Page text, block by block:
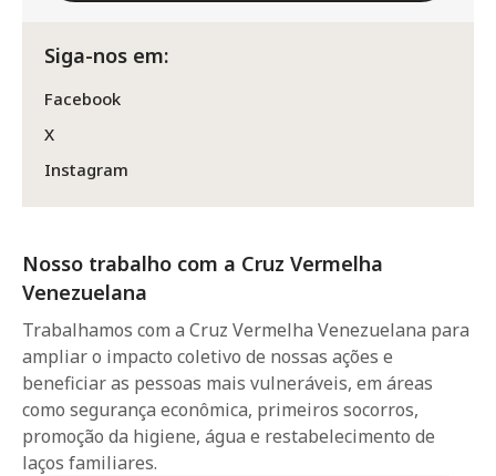
Siga-nos em:
Facebook
X
Instagram
Nosso trabalho com a Cruz Vermelha
Venezuelana
Trabalhamos com a Cruz Vermelha Venezuelana para
ampliar o impacto coletivo de nossas ações e
beneficiar as pessoas mais vulneráveis, em áreas
como segurança econômica, primeiros socorros,
promoção da higiene, água e restabelecimento de
laços familiares.